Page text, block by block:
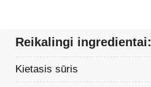
Reikalingi ingredientai:
Kietasis sūris